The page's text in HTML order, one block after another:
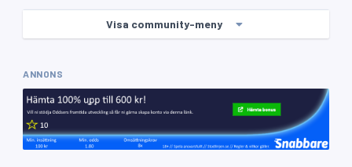
Visa community-meny
ANNONS